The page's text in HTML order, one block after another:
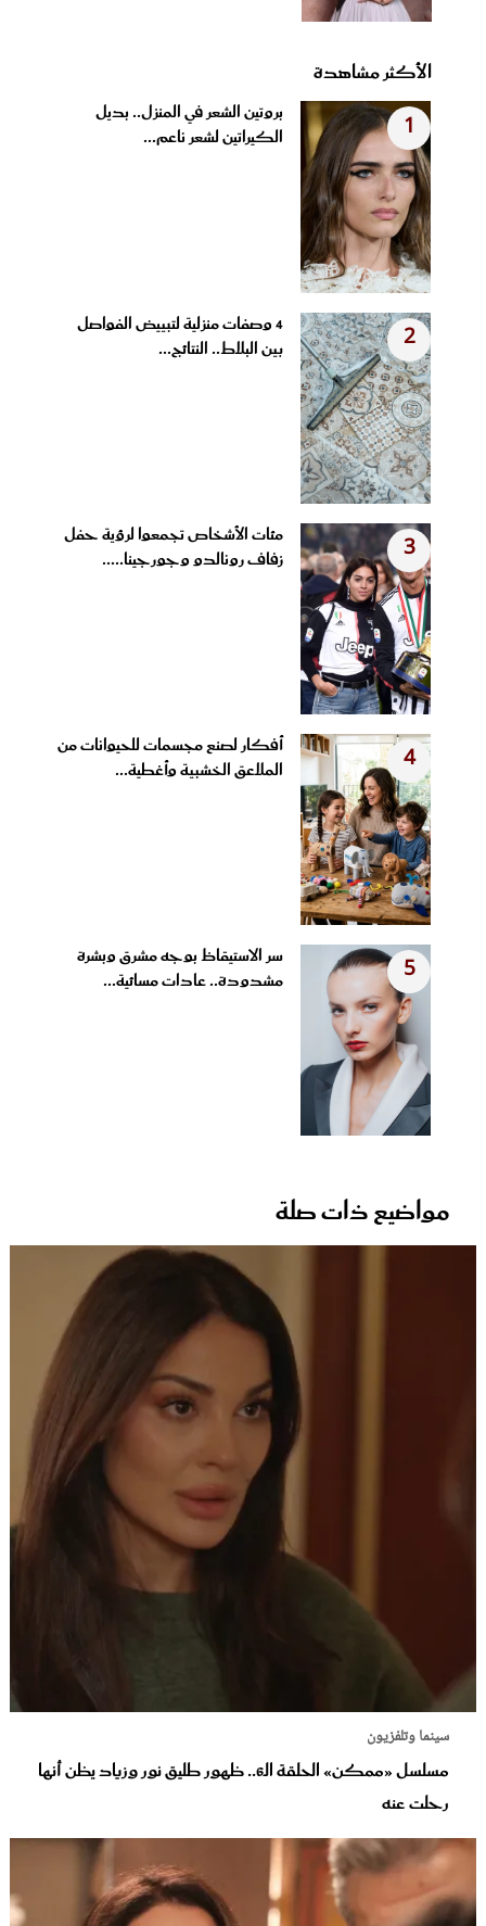
الأكثر مشاهدة
1
بروتين الشعر في المنزل.. بديل
الكيراتين لشعر ناعم...
2
4 وصفات منزلية لتبييض الفواصل
بين البلاط.. النتائج...
3
مئات الأشخاص تجمعوا لرؤية حفل
زفاف رونالدو وجورجينا.....
4
أفكار لصنع مجسمات للحيوانات من
الملاعق الخشبية وأغطية...
5
سر الاستيقاظ بوجه مشرق وبشرة
مشدودة.. عادات مسائية...
مواضيع ذات صلة
سينما وتلفزيون
مسلسل «ممكن» الحلقة الـ6.. ظهور طليق نور وزياد يظن أنها
رحلت عنه